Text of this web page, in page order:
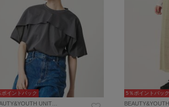
ポイントバック
UNIT…
5％ポイントバック